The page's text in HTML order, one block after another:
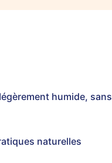
humide, sans
naturelles